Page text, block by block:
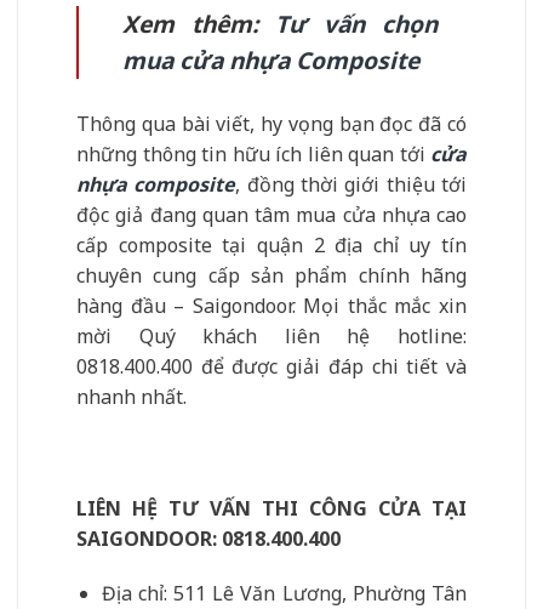
Xem thêm:
Tư vấn chọn
mua cửa nhựa Composite
Thông qua bài viết, hy vọng bạn đọc đã có
những thông tin hữu ích liên quan tới cửa
nhựa composite, đồng thời giới thiệu tới
độc giả đang quan tâm mua cửa nhựa cao
cấp composite tại quận 2 địa chỉ uy tín
chuyên cung cấp sản phẩm chính hãng
hàng đầu – Saigondoor. Mọi thắc mắc xin
mời Quý khách liên hệ hotline:
0818.400.400 để được giải đáp chi tiết và
nhanh nhất.
LIÊN HỆ TƯ VẤN THI CÔNG CỬA TẠI
SAIGONDOOR: 0818.400.400
Địa chỉ: 511 Lê Văn Lương, Phường Tân